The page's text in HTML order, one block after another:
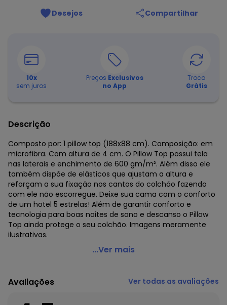
Desejos Compartilhar
10x
sem juros
Preços Exclusivos
no App
Troca
Grátis
Descrição
Composto por: 1 pillow top (188x88 cm). Composição: em
microfibra. Com altura de 4 cm. O Pillow Top possui tela
nas laterais e enchimento de 600 gm/m². Além disso ele
também dispõe de elásticos que ajustam a altura e
reforçam a sua fixação nos cantos do colchão fazendo
com ele não escorregue. Deixe sua cama com o conforto
de um hotel 5 estrelas! Além de garantir conforto e
tecnologia para boas noites de sono e descanso o Pillow
Top ainda protege o seu colchão. Imagens meramente
ilustrativas.
Mundo Lar - Pillow Top Super Volumoso 600 Gm/M²
Código do produto: 3288192
Composto por:
...Ver mais
Avaliações Ver todas as avaliações